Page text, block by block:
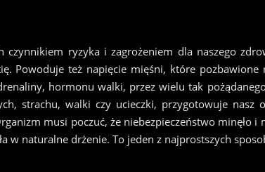
czynnikiem ryzyka i zagrożeniem dla naszego
Powoduje też napięcie mięśni, które
hormonu walki, przez wielu tak
strachu, walki czy ucieczki, przygotowuje nasz
musi poczuć, że niebezpieczeństwo minęło
w naturalne drżenie. To jeden z najprostszych